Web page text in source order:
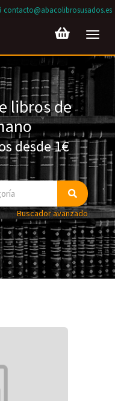
contacto@abacolibrosusados.es
libros de
desde 1€
Buscador avanzado